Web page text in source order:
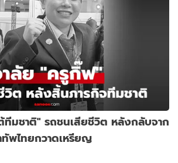
ต้ทีมชาติ" รถชนเสียชีวิต หลังกลับจาก
พไทยกวาดเหรียญ